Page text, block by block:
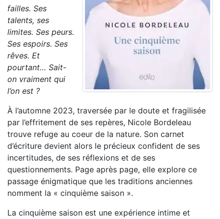
failles. Ses
talents, ses
limites. Ses peurs.
Ses espoirs. Ses
rêves. Et
pourtant… Sait-
on vraiment qui
l’on est ?
À l’automne 2023, traversée par le doute et fragilisée
par l’effritement de ses repères, Nicole Bordeleau
trouve refuge au coeur de la nature. Son carnet
d’écriture devient alors le précieux confident de ses
incertitudes, de ses réflexions et de ses
questionnements. Page après page, elle explore ce
passage énigmatique que les traditions anciennes
nomment la « cinquième saison ».
La cinquième saison est une expérience intime et